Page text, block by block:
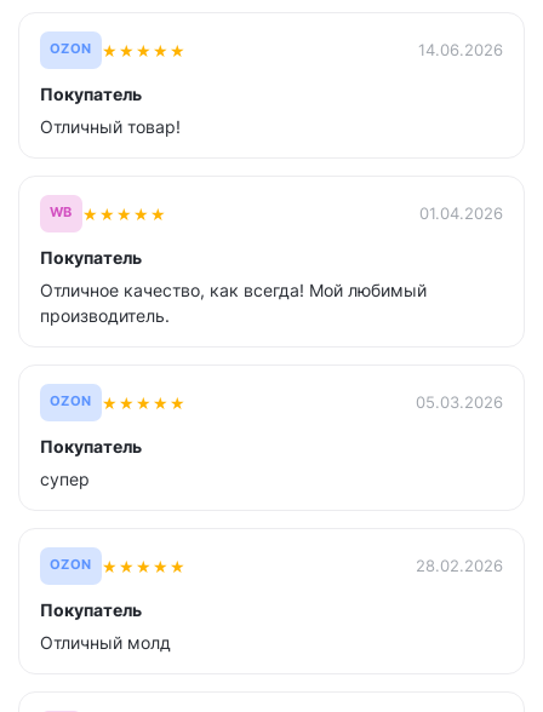
OZON ★★★★★ 14.06.2026
Покупатель
Отличный товар!
WB ★★★★★ 01.04.2026
Покупатель
Отличное качество, как всегда! Мой любимый
производитель.
OZON ★★★★★ 05.03.2026
Покупатель
супер
OZON ★★★★★ 28.02.2026
Покупатель
Отличный молд